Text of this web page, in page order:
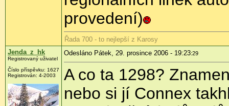
provedení)
Řada 700 - to nejlepší z Karosy
Jenda_z_hk
Registrovaný uživatel
Číslo příspěvku: 1627
Registrován: 4-2003
Odesláno Pátek, 29. prosince 2006 - 19:23:29
A co ta 1298?
nebo si jí Connex